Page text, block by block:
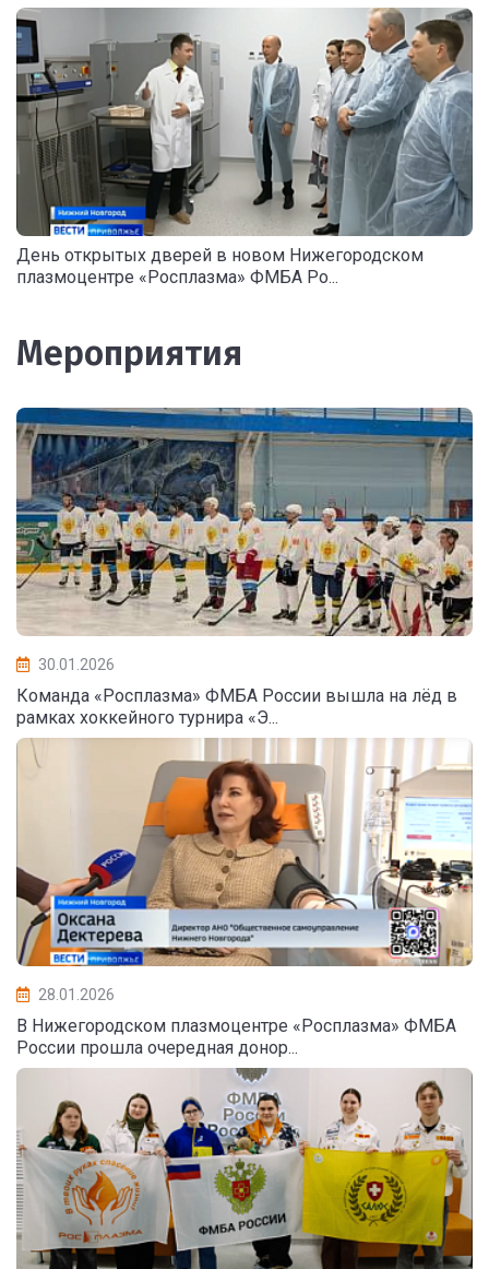
День открытых дверей в новом Нижегородском
плазмоцентре «Росплазма» ФМБА Ро...
Мероприятия
30.01.2026
Команда «Росплазма» ФМБА России вышла на лёд в
рамках хоккейного турнира «Э...
28.01.2026
В Нижегородском плазмоцентре «Росплазма» ФМБА
России прошла очередная донор...